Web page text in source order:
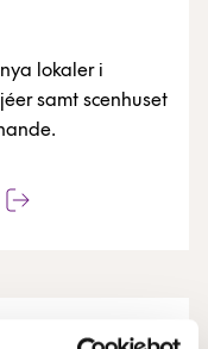
lokaler i
samt scenhuset